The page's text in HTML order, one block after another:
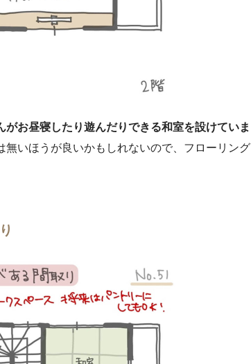
お昼寝したり遊んだりできる和室を設けていま
いほうが良いかもしれないので、フローリング